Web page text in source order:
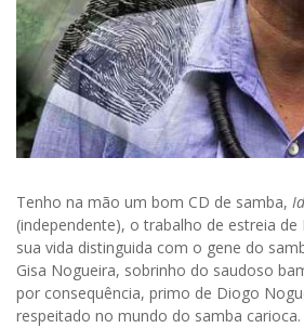
Tenho na mão um bom CD de samba,
(independente), o trabalho de estreia
sua vida distinguida com o gene do
Gisa Nogueira, sobrinho do saudoso
por consequência, primo de Diogo
respeitado no mundo do samba carioca.